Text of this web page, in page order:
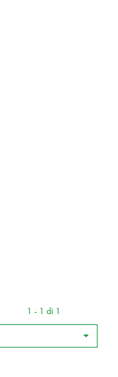
1 - 1 di 1